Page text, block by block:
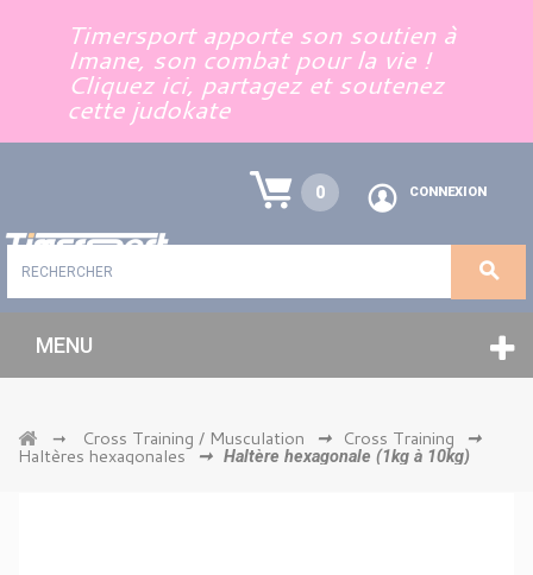
Timersport apporte son soutien à
Imane, son combat pour la vie !
Cliquez ici, partagez et soutenez
cette judokate
0 CONNEXION
MENU
➞ Cross Training / Musculation ➞ Cross Training ➞
Haltères hexagonales ➞ Haltère hexagonale (1kg à 10kg)